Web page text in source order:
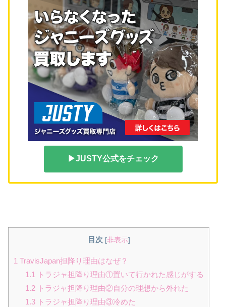
▶JUSTY公式をチェック
目次 [非表示]
1 TravisJapan担降り理由はなぜ？
1.1
トラジャ担降り理由①置いて行かれた感じがする
1.2トラジャ担降り理由②自分の理想から外れた
1.3トラジャ担降り理由③冷めた